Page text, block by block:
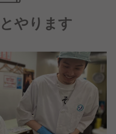
を中心に
の
を学び、
上げや運営を通じて
ことです。
やります